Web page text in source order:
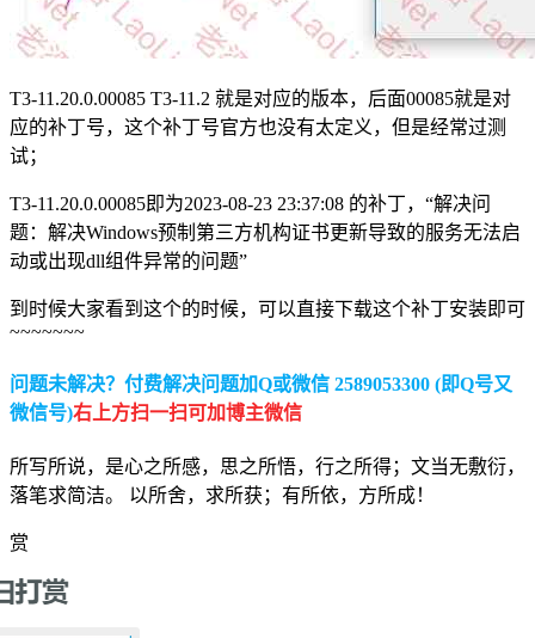
T3-11.20.0.00085 T3-11.2 就是对应的版本，后面00085就是对
应的补丁号，这个补丁号官方也没有太定义，但是经常过测
试；
T3-11.20.0.00085即为2023-08-23 23:37:08 的补丁，“解决问
题：解决Windows预制第三方机构证书更新导致的服务无法启
动或出现dll组件异常的问题”
到时候大家看到这个的时候，可以直接下载这个补丁安装即可
~~~~~~~
问题未解决？付费解决问题加Q或微信 2589053300 (即Q号又
微信号)右上方扫一扫可加博主微信
所写所说，是心之所感，思之所悟，行之所得；文当无敷衍，
落笔求简洁。 以所舍，求所获；有所依，方所成！
赏